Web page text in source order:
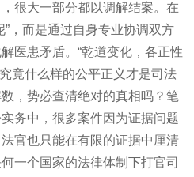
很大一部分都以调解结案。在
”，而是通过自身专业协调双方
医患矛盾。“乾道变化，各正性
竟什么样的公平正义才是司法
，势必查清绝对的真相吗？笔
务中，很多案件因为证据问题
官也只能在有限的证据中厘清
一个国家的法律体制下打官司